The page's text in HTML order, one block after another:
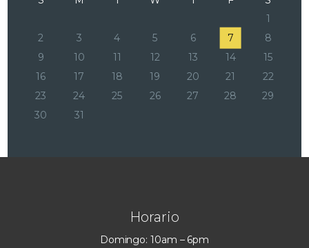
1
2
3 4 5 6 7
8
9
10 11 12 13 14
15
16
17 18 19 20 21
22
23
24 25 26 27 28
29
30
31
Horario
Domingo: 10am – 6pm